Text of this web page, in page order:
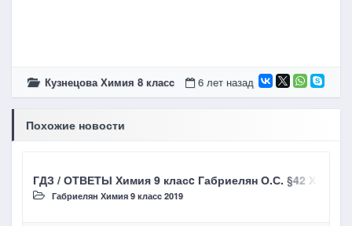
Кузнецова Химия 8 класc 6 лет назад
Похожие новости
ГДЗ / ОТВЕТЫ Химия 9 класc Габриелян О.С. §42
Габриелян Химия 9 класc 2019